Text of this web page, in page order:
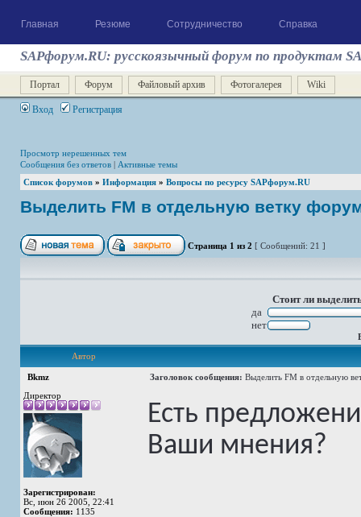
Главная Резюме Сотрудничество Справка
SAPфорум.RU: русскоязычный форум по продуктам
Портал Форум Файловый архив Фотогалерея Wiki
Вход Регистрация
Просмотр нерешенных тем
Сообщения без ответов | Активные темы
Список форумов » Информация » Вопросы по ресурсу SAPфорум.RU
Выделить FM в отдельную ветку
Страница 1 из 2 [ Сообщений: 21 ]
Стоит ли
да
нет
Автор
Bkmz Заголовок сообщения: Выделить FM в отдельную
Директор
Зарегистрирован:
Вс, июн 26 2005, 22:41
Сообщения: 1135
Есть
Ваши мнения?